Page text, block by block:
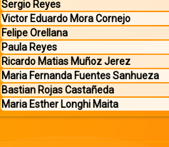
Sergio Reyes
Victor Eduardo Mora Cornejo
Felipe Orellana
Paula Reyes
Ricardo Matias Muñoz Jerez
Maria Fernanda Fuentes Sanhueza
Bastian Rojas Castañeda
Maria Esther Longhi Maita